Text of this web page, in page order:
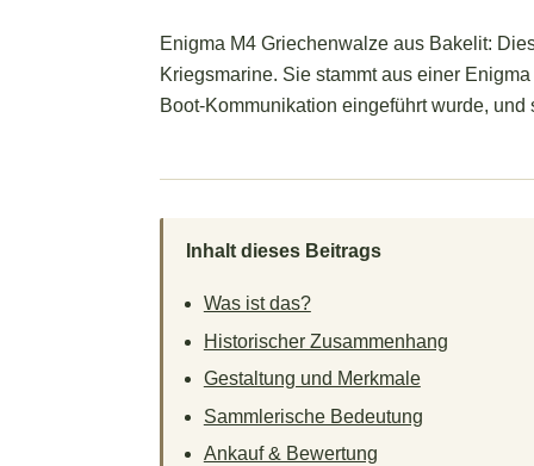
Enigma M4 Griechenwalze aus Bakelit:
Kriegsmarine. Sie stammt aus einer
Boot-Kommunikation eingeführt wurde,
Inhalt dieses Beitrags
Was ist das?
Historischer Zusammenhang
Gestaltung und Merkmale
Sammlerische Bedeutung
Ankauf & Bewertung